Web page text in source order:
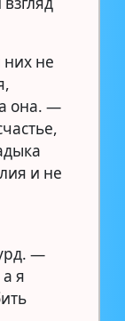
не
она. —
и не
—
я